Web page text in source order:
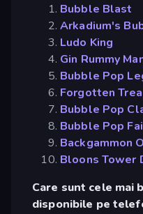
Bubble Blast
Arkadium's
Ludo King
Gin Rummy
Bubble Pop
Forgotten
Bubble Pop
Bubble Pop
Backgammon
Bloons Tower
Care sunt cele mai
disponibile pe